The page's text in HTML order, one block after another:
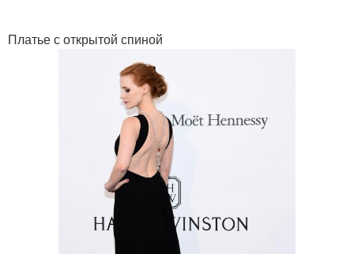
Платье с открытой спиной